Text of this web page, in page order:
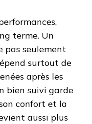
terme. Un
pas seulement
surtout de
après les
bien suivi garde
confort et la
aussi plus